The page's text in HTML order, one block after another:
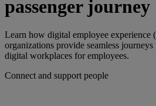
passenger journey
Learn how digital employee experience
organizations provide seamless
digital workplaces for employees.
Connect and support people